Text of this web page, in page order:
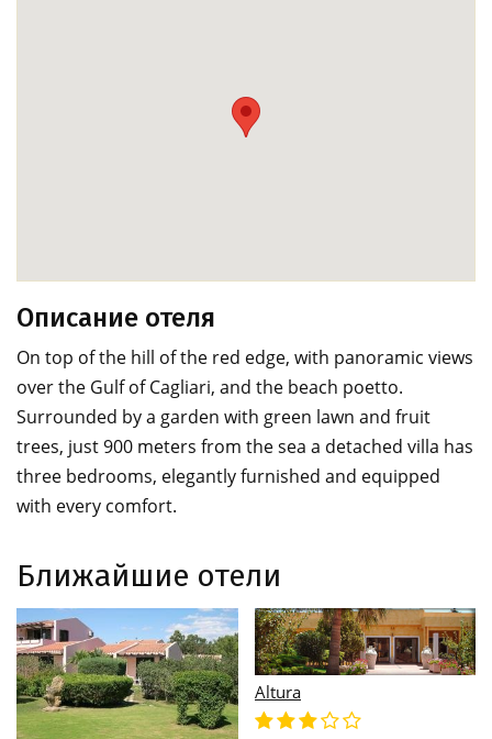
Описание отеля
On top of the hill of the red edge, with panoramic views
over the Gulf of Cagliari, and the beach poetto.
Surrounded by a garden with green lawn and fruit
trees, just 900 meters from the sea a detached villa has
three bedrooms, elegantly furnished and equipped
with every comfort.
Ближайшие отели
Altura